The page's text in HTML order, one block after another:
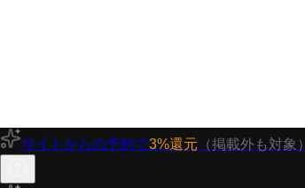
サイトからの予約で3%還元 （掲載外も対象）